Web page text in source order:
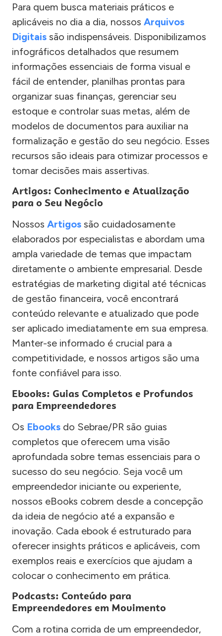
Para quem busca materiais práticos e
aplicáveis no dia a dia, nossos Arquivos
Digitais são indispensáveis. Disponibilizamos
infográficos detalhados que resumem
informações essenciais de forma visual e
fácil de entender, planilhas prontas para
organizar suas finanças, gerenciar seu
estoque e controlar suas metas, além de
modelos de documentos para auxiliar na
formalização e gestão do seu negócio. Esses
recursos são ideais para otimizar processos e
tomar decisões mais assertivas.
Artigos: Conhecimento e Atualização
para o Seu Negócio
Nossos Artigos são cuidadosamente
elaborados por especialistas e abordam uma
ampla variedade de temas que impactam
diretamente o ambiente empresarial. Desde
estratégias de marketing digital até técnicas
de gestão financeira, você encontrará
conteúdo relevante e atualizado que pode
ser aplicado imediatamente em sua empresa.
Manter-se informado é crucial para a
competitividade, e nossos artigos são uma
fonte confiável para isso.
Ebooks: Guias Completos e Profundos
para Empreendedores
Os Ebooks do Sebrae/PR são guias
completos que oferecem uma visão
aprofundada sobre temas essenciais para o
sucesso do seu negócio. Seja você um
empreendedor iniciante ou experiente,
nossos eBooks cobrem desde a concepção
da ideia de negócio até a expansão e
inovação. Cada ebook é estruturado para
oferecer insights práticos e aplicáveis, com
exemplos reais e exercícios que ajudam a
colocar o conhecimento em prática.
Podcasts: Conteúdo para
Empreendedores em Movimento
Com a rotina corrida de um empreendedor,